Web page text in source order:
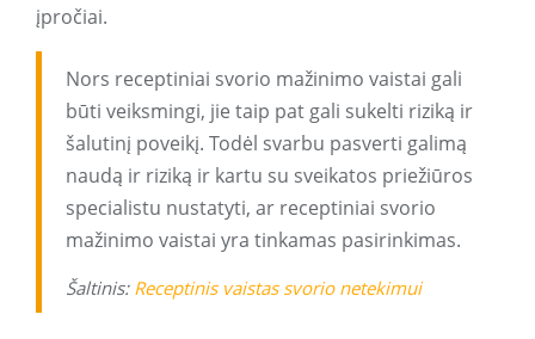
įpročiai.
Nors receptiniai svorio mažinimo vaistai gali
būti veiksmingi, jie taip pat gali sukelti riziką ir
šalutinį poveikį. Todėl svarbu pasverti galimą
naudą ir riziką ir kartu su sveikatos priežiūros
specialistu nustatyti, ar receptiniai svorio
mažinimo vaistai yra tinkamas pasirinkimas.
Šaltinis: Receptinis vaistas svorio netekimui